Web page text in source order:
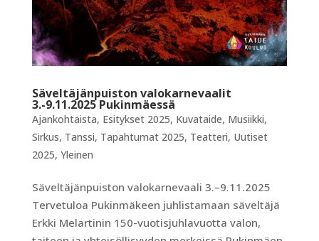
Säveltäjänpuiston valokarnevaalit
3.-9.11.2025 Pukinmäessä
Ajankohtaista, Esitykset 2025, Kuvataide, Musiikki,
Sirkus, Tanssi, Tapahtumat 2025, Teatteri, Uutiset
2025, Yleinen
Säveltäjänpuiston valokarnevaali 3.–9.11.2025
Tervetuloa Pukinmäkeen juhlistamaan säveltäjä
Erkki Melartinin 150-vuotisjuhlavuotta valon,